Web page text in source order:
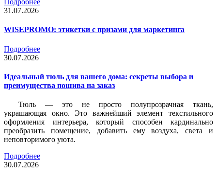
Подробнее
31.07.2026
WISEPROMO: этикетки с призами для маркетинга
Подробнее
30.07.2026
Идеальный тюль для вашего дома: секреты выбора и
преимущества пошива на заказ
Тюль — это не просто полупрозрачная ткань,
украшающая окно. Это важнейший элемент текстильного
оформления интерьера, который способен кардинально
преобразить помещение, добавить ему воздуха, света и
неповторимого уюта.
Подробнее
30.07.2026